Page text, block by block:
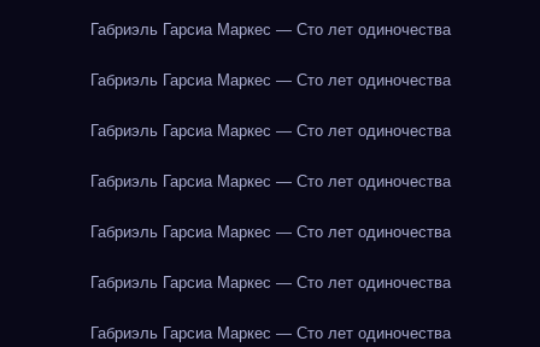
Габриэль Гарсиа Маркес — Сто лет одиночества
Габриэль Гарсиа Маркес — Сто лет одиночества
Габриэль Гарсиа Маркес — Сто лет одиночества
Габриэль Гарсиа Маркес — Сто лет одиночества
Габриэль Гарсиа Маркес — Сто лет одиночества
Габриэль Гарсиа Маркес — Сто лет одиночества
Габриэль Гарсиа Маркес — Сто лет одиночества